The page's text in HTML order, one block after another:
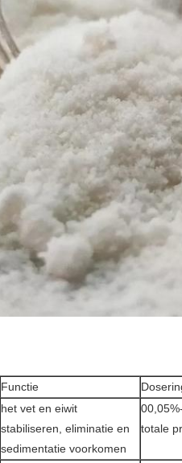
Functie
het vet en eiwit
stabiliseren, eliminatie en
sedimentatie voorkomen
totale